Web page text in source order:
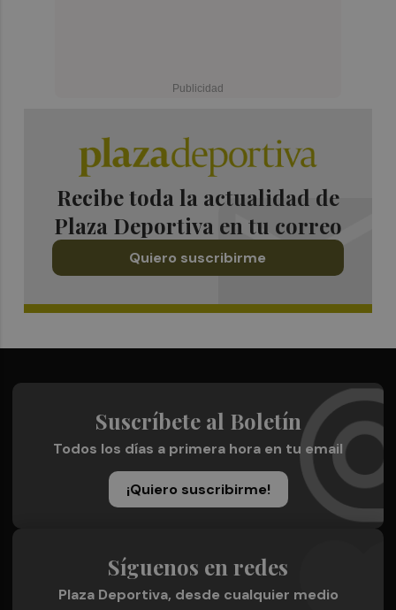
Recibe toda la actualidad de
Plaza Deportiva en tu correo
Quiero suscribirme
Suscríbete al Boletín
Todos los días a primera hora en tu email
¡Quiero suscribirme!
Síguenos en redes
Plaza Deportiva, desde cualquier medio